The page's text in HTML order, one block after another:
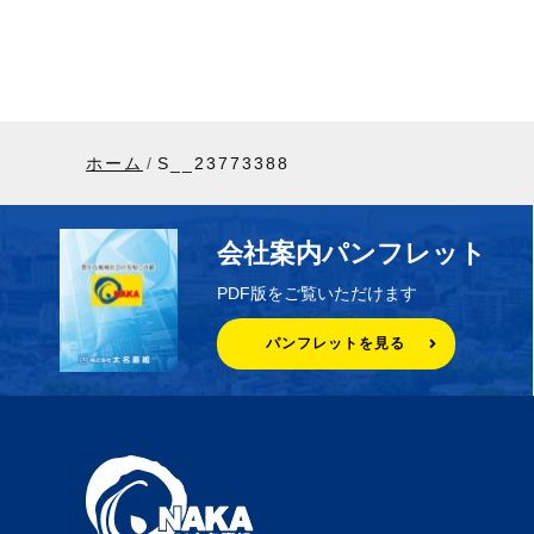
ホーム S__23773388
会社案内パンフレット
PDF版をご覧いただけます
パンフレットを見る